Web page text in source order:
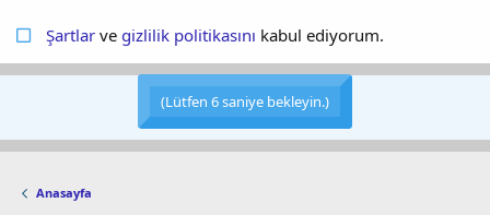
Şartlar ve gizlilik politikasını kabul ediyorum.
(Lütfen 6saniye bekleyin.)
Anasayfa